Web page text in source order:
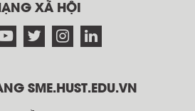
XÃ HỘI
SME.HUST.EDU.VN